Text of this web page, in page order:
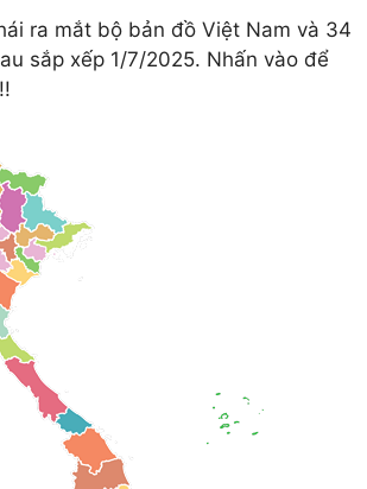
ra mắt bộ bản đồ Việt Nam và 34
sắp xếp 1/7/2025. Nhấn vào để